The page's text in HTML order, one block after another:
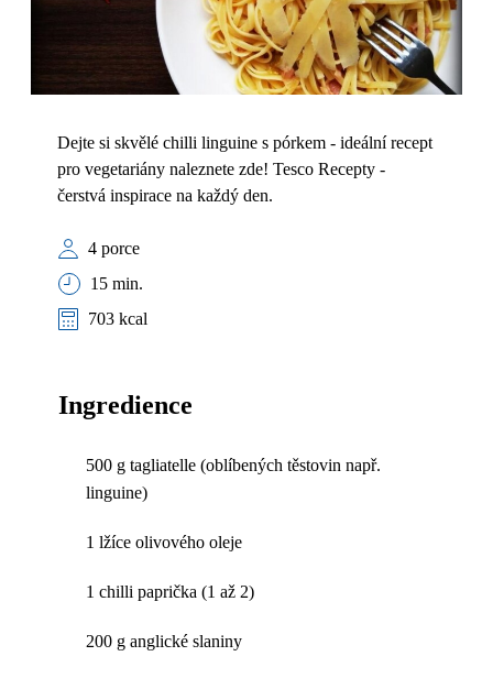
Dejte si skvělé chilli linguine s pórkem - ideální recept
pro vegetariány naleznete zde! Tesco Recepty -
čerstvá inspirace na každý den.
4 porce
15 min.
703 kcal
Ingredience
500 g tagliatelle (oblíbených těstovin např.
linguine)
1 lžíce olivového oleje
1 chilli paprička (1 až 2)
200 g anglické slaniny